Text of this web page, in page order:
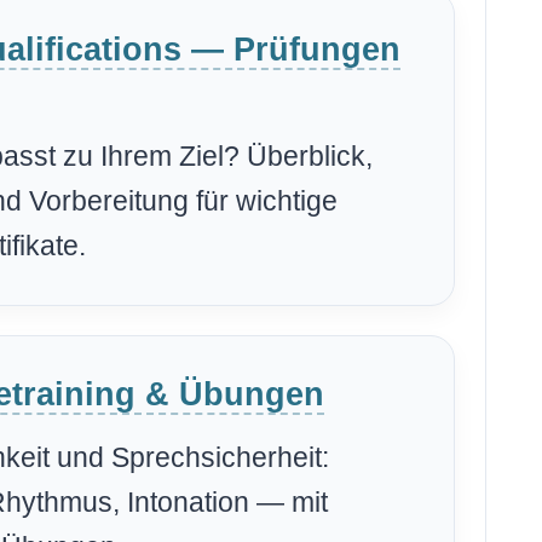
— Prüfungen
zu Ihrem Ziel? Überblick,
Vorbereitung für wichtige
& Übungen
und Sprechsicherheit:
Intonation — mit